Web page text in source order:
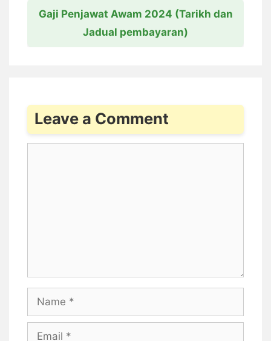
Gaji Penjawat Awam 2024 (Tarikh dan
Jadual pembayaran)
Leave a Comment